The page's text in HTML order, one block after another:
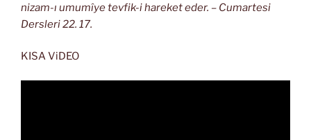
nizam-ı umumîye tevfik-i hareket eder. – Cumartesi
Dersleri 22. 17.
KISA ViDEO